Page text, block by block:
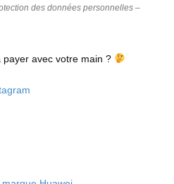
des données personnelles –
avec votre main ?